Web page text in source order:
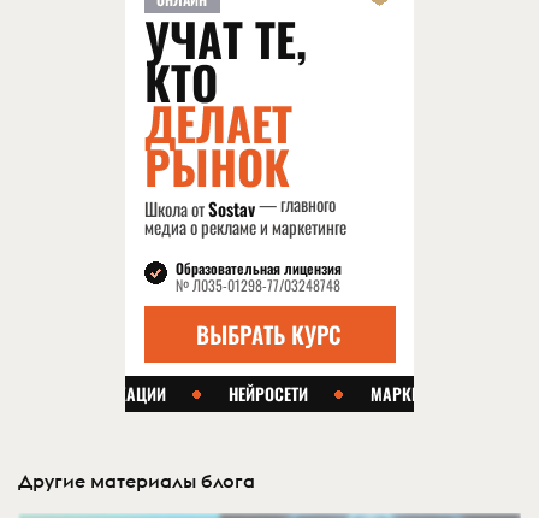
Другие материалы блога